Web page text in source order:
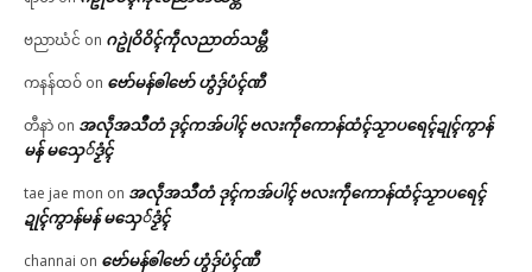
ဗညာဃံင် on ဂဥုဲဝိဝိၚ်ကဵုလညာတ်သမ္တီ
ကနန်ထဝ် on ဗော်မန်ၜါဗော် ဟွံဒှ်ပံၚ်ဏီ
တီနာဲ on အလဵုအသဳတံ ဒုၚ်ကအ်ပါၚ် ဗလးကဵုကောန်ထံၚ်သၟာပရေၚ်ဍုၚ်ကွာန်
မန် မသှေ်ဒၟံၚ်
tae jae mon on အလဵုအသဳတံ ဒုၚ်ကအ်ပါၚ် ဗလးကဵုကောန်ထံၚ်သၟာပရေၚ်
ဍုၚ်ကွာန်မန် မသှေ်ဒၟံၚ်
channai on ဗော်မန်ၜါဗော် ဟွံဒှ်ပံၚ်ဏီ